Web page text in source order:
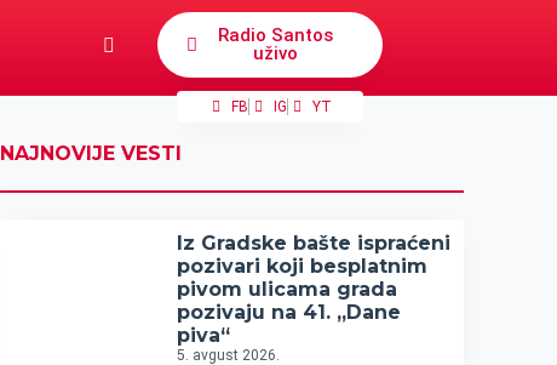
Radio Santos
uživo
FB IG YT
NAJNOVIJE VESTI
Iz Gradske bašte ispraćeni
pozivari koji besplatnim
pivom ulicama grada
pozivaju na 41. „Dane
piva“
5. avgust 2026.